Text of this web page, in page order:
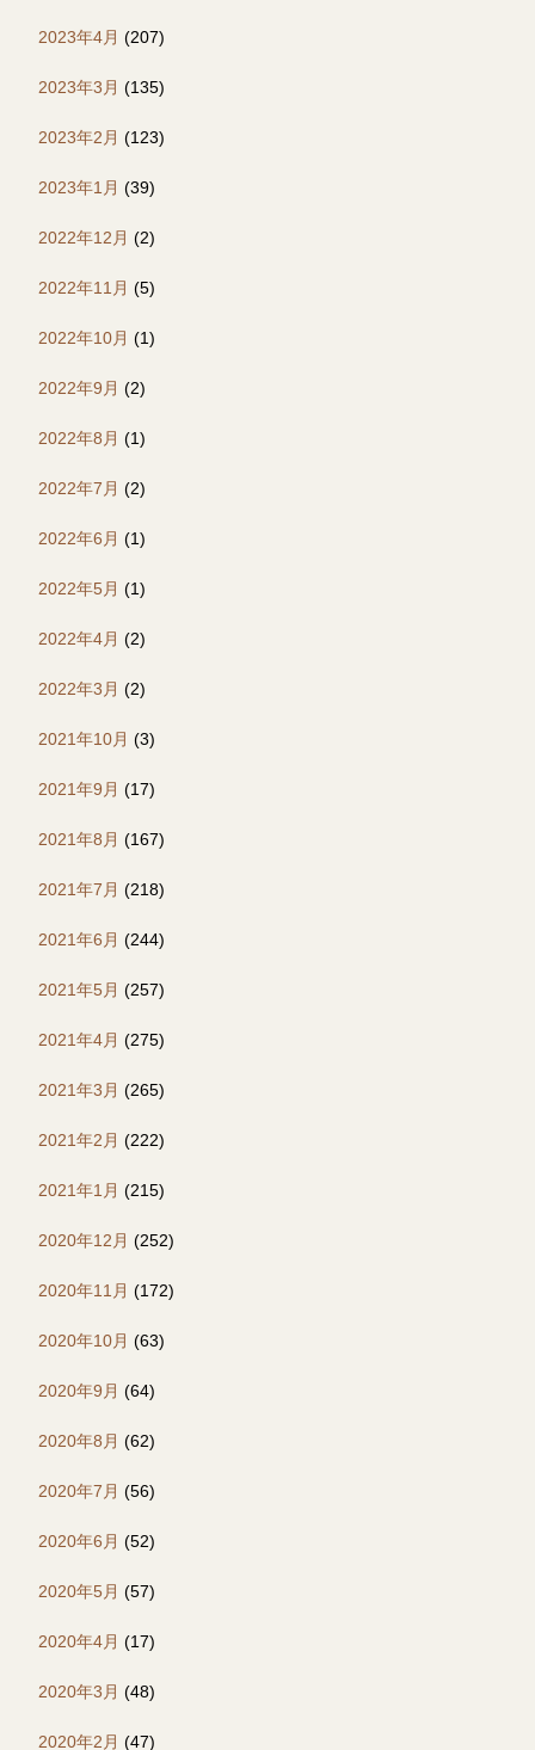
2023年4月 (207)
2023年3月 (135)
2023年2月 (123)
2023年1月 (39)
2022年12月 (2)
2022年11月 (5)
2022年10月 (1)
2022年9月 (2)
2022年8月 (1)
2022年7月 (2)
2022年6月 (1)
2022年5月 (1)
2022年4月 (2)
2022年3月 (2)
2021年10月 (3)
2021年9月 (17)
2021年8月 (167)
2021年7月 (218)
2021年6月 (244)
2021年5月 (257)
2021年4月 (275)
2021年3月 (265)
2021年2月 (222)
2021年1月 (215)
2020年12月 (252)
2020年11月 (172)
2020年10月 (63)
2020年9月 (64)
2020年8月 (62)
2020年7月 (56)
2020年6月 (52)
2020年5月 (57)
2020年4月 (17)
2020年3月 (48)
2020年2月 (47)